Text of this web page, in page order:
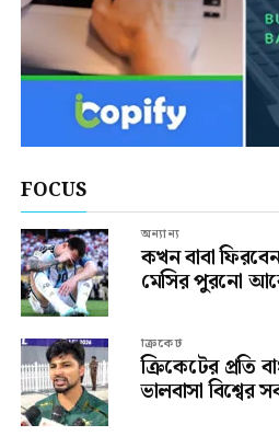
FOCUS
অন্যান্য
কখন বাবা
মেসির পুরনো
ক্রিকেট
ক্রিকেটের প্রতি
ভালবাসা বিশ্বের